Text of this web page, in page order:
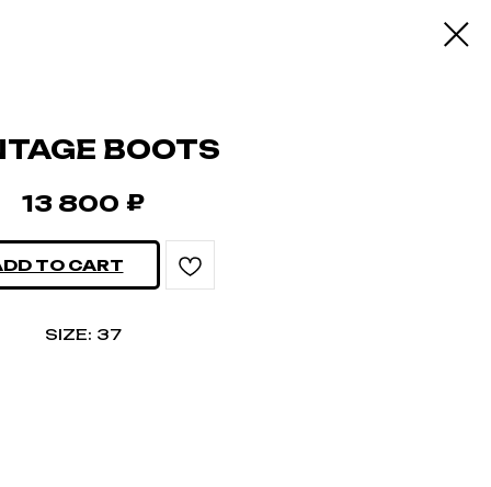
BOOTS
13 800 ₽
TO CART
SIZE: 37